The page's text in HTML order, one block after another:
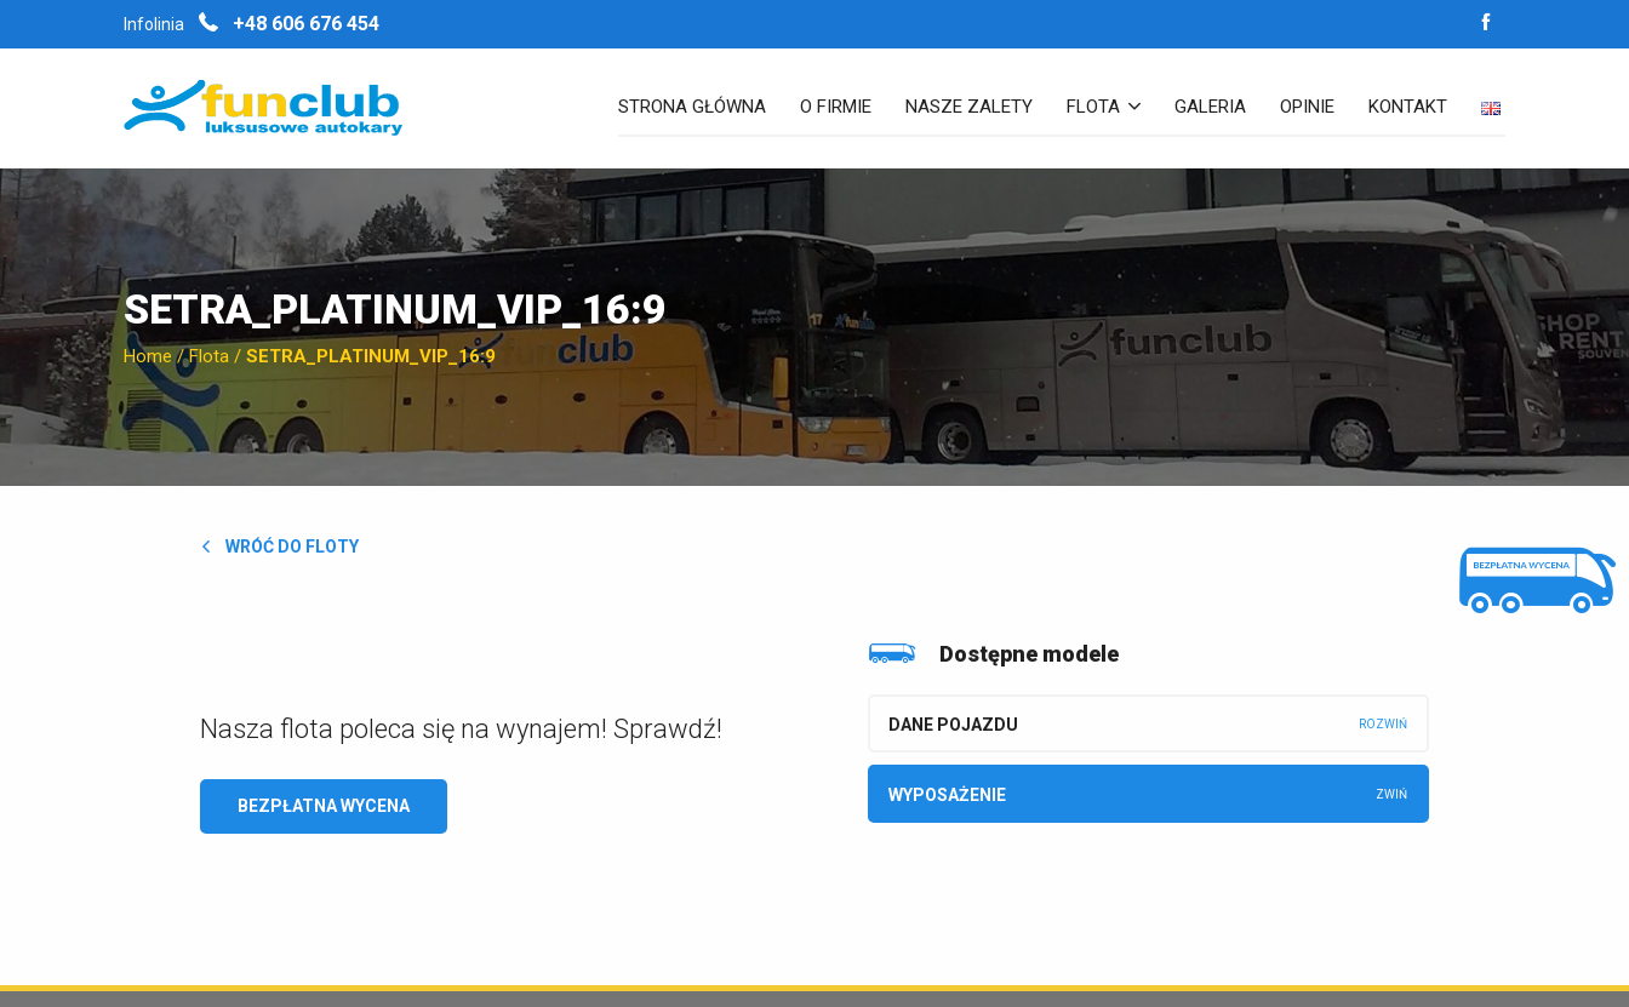
Infolinia +48 606 676 454
STRONA GŁÓWNA O FIRMIE NASZE ZALETY FLOTA GALERIA OPINIE KONTAKT
SETRA_PLATINUM_VIP_16:9
Home/Flota / SETRA_PLATINUM_VIP_16:9
WRÓĆ DO FLOTY
Nasza flota poleca się na wynajem! Sprawdź!
BEZPŁATNA WYCENA
Dostępne modele
DANE POJAZDU
WYPOSAŻENIE